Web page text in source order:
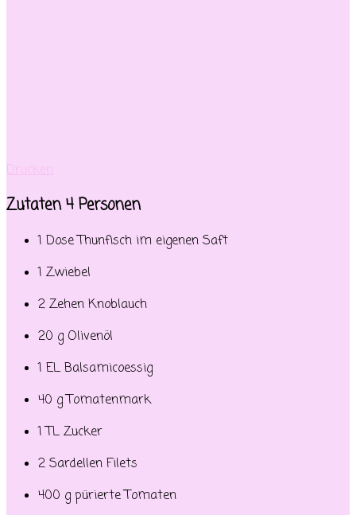
Drucken
Zutaten 4 Personen
1 Dose Thunfisch im eigenen Saft
1 Zwiebel
2 Zehen Knoblauch
20 g Olivenöl
1 EL Balsamicoessig
40 g Tomatenmark
1 TL Zucker
2 Sardellen Filets
400 g pürierte Tomaten